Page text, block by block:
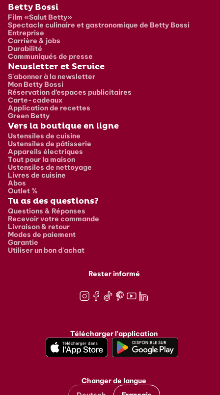
Pied de page
Betty Bossi
Film «Salut Betty»
Spectacle culinaire et gastronomique de Betty Bossi
Entreprise
Carrière & jobs
Durabilité
Communiqués de presse
Newsletter et Service
S'abonner à la newsletter
Mon Betty Bossi
Réservation d’espaces publicitaires
Carte-cadeaux
Application de recettes
Green Betty
Vers la boutique en ligne
Ustensiles de cuisine
Ustensiles de pâtisserie
Appareils électriques
Tout pour la maison
Ustensiles de nettoyage
Livres de cuisine
Abos
Outlet %
Tu as des questions?
Questions & Réponses
Recevoir votre commande
Livraison & retour
Modes de paiement
Garantie
Utiliser un bon d'achat
Rester informé
Télécharger l'application
Changer de langue